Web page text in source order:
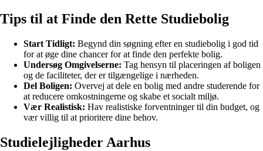
Tips til at Finde den Rette Studiebolig
Start Tidligt: Begynd din søgning efter en studiebolig i god tid
for at øge dine chancer for at finde den perfekte bolig.
Undersøg Omgivelserne: Tag hensyn til placeringen af boligen
og de faciliteter, der er tilgængelige i nærheden.
Del Boligen: Overvej at dele en bolig med andre studerende for
at reducere omkostningerne og skabe et socialt miljø.
Vær Realistisk: Hav realistiske forventninger til din budget, og
vær villig til at prioritere dine behov.
Studielejligheder Aarhus